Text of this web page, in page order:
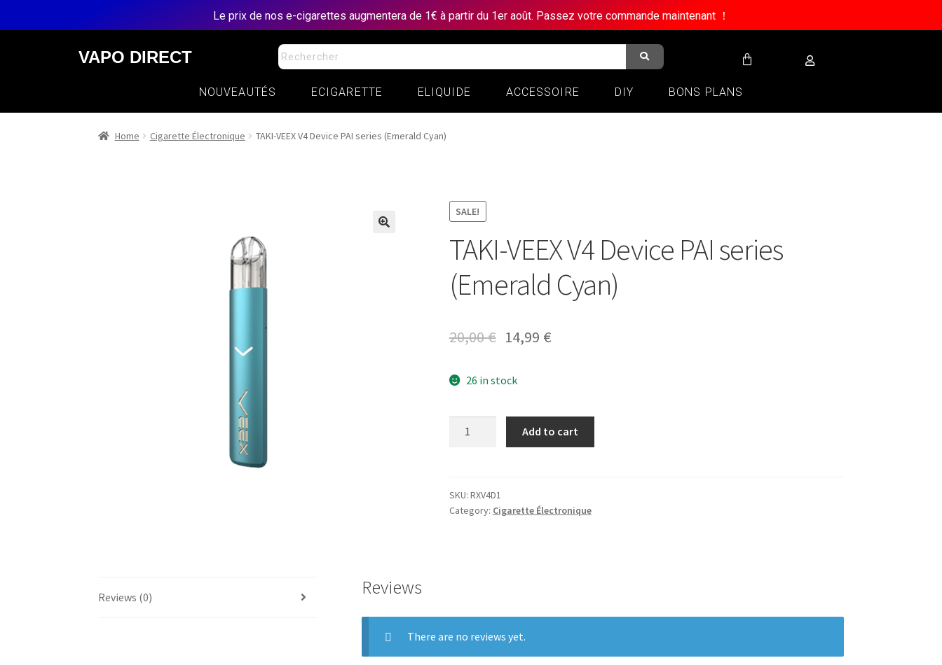
Le prix de nos e-cigarettes augmentera de 1€ à partir du 1er août. Passez votre commande maintenant ！
VAPO DIRECT
NOUVEAUTÉS ECIGARETTE ELIQUIDE ACCESSOIRE DIY BONS PLANS
Home Cigarette Électronique TAKI-VEEX V4 Device PAI series (Emerald Cyan)
SALE!
TAKI-VEEX V4 Device PAI series
(Emerald Cyan)
20,00€ 14,99 €
26 in stock
Add to cart
SKU: RXV4D1
Category: Cigarette Électronique
Reviews (0) Reviews
There are no reviews yet.